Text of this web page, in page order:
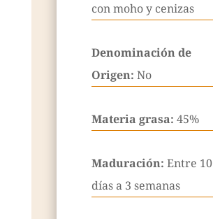
con moho y cenizas
Denominación de
Origen: No
Materia grasa: 45%
Maduración: Entre 10
días a 3 semanas